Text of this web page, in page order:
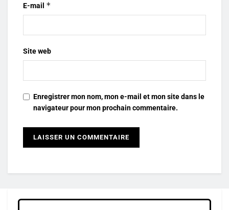
E-mail *
Site web
Enregistrer mon nom, mon e-mail et mon site dans le
navigateur pour mon prochain commentaire.